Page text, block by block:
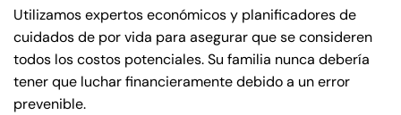
Utilizamos expertos económicos y planificadores de
cuidados de por vida para asegurar que se consideren
todos los costos potenciales. Su familia nunca debería
tener que luchar financieramente debido a un error
prevenible.